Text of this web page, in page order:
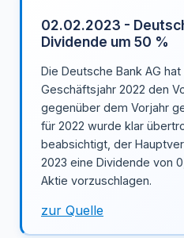
02.02.2023 -
Dividende um 50 %
Die Deutsche Bank AG
Geschäftsjahr 2022 den
gegenüber dem Vorjahr
für 2022 wurde klar
beabsichtigt, der
2023 eine Dividende von
Aktie vorzuschlagen.
zur Quelle